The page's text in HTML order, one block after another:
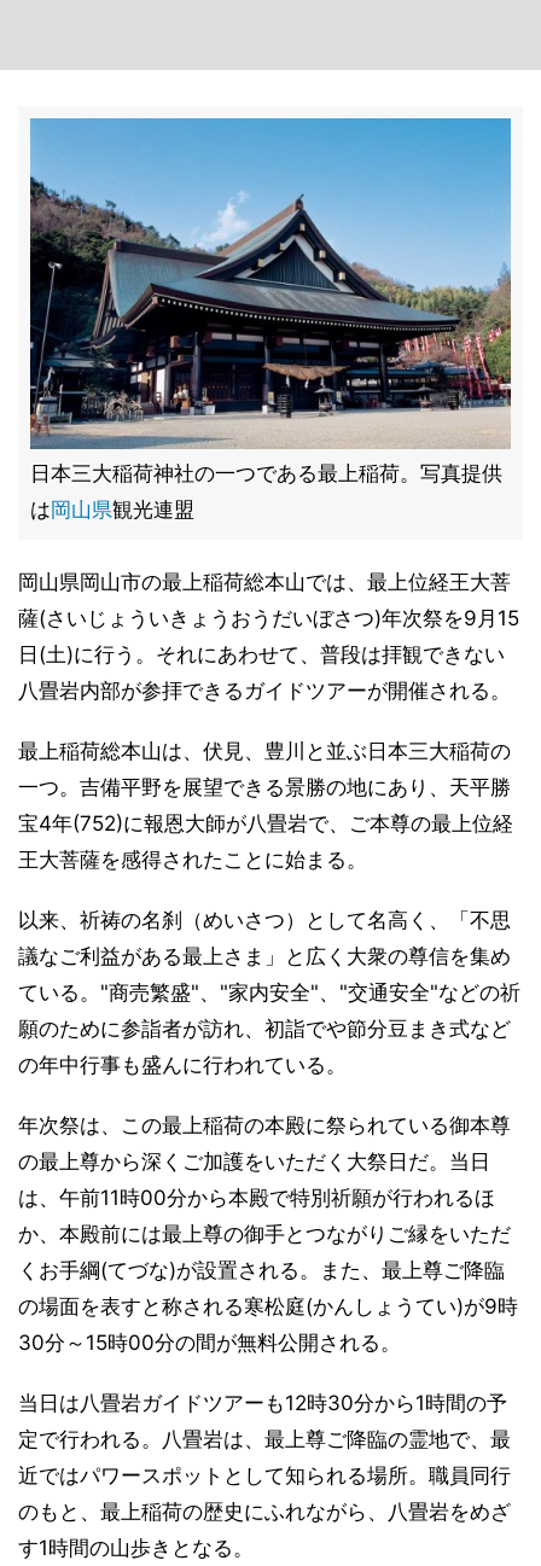
日本三大稲荷神社の一つである最上稲荷。写真提供
は岡山県観光連盟
岡山県岡山市の最上稲荷総本山では、最上位経王大菩
薩(さいじょういきょうおうだいぼさつ)年次祭を9月15
日(土)に行う。それにあわせて、普段は拝観できない
八畳岩内部が参拝できるガイドツアーが開催される。
最上稲荷総本山は、伏見、豊川と並ぶ日本三大稲荷の
一つ。吉備平野を展望できる景勝の地にあり、天平勝
宝4年(752)に報恩大師が八畳岩で、ご本尊の最上位経
王大菩薩を感得されたことに始まる。
以来、祈祷の名刹（めいさつ）として名高く、「不思
議なご利益がある最上さま」と広く大衆の尊信を集め
ている。"商売繁盛"、"家内安全"、"交通安全"などの祈
願のために参詣者が訪れ、初詣でや節分豆まき式など
の年中行事も盛んに行われている。
年次祭は、この最上稲荷の本殿に祭られている御本尊
の最上尊から深くご加護をいただく大祭日だ。当日
は、午前11時00分から本殿で特別祈願が行われるほ
か、本殿前には最上尊の御手とつながりご縁をいただ
くお手綱(てづな)が設置される。また、最上尊ご降臨
の場面を表すと称される寒松庭(かんしょうてい)が9時
30分～15時00分の間が無料公開される。
当日は八畳岩ガイドツアーも12時30分から1時間の予
定で行われる。八畳岩は、最上尊ご降臨の霊地で、最
近ではパワースポットとして知られる場所。職員同行
のもと、最上稲荷の歴史にふれながら、八畳岩をめざ
す1時間の山歩きとなる。